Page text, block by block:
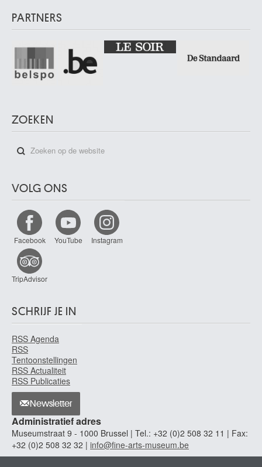
PARTNERS
ZOEKEN
VOLG ONS
Facebook YouTube Instagram
TripAdvisor
SCHRIJF JE IN
RSS Agenda
RSS
Tentoonstellingen
RSS Actualiteit
RSS Publicaties
Newsletter
Administratief adres
Museumstraat 9 - 1000 Brussel | Tel.: +32 (0)2 508 32 11 | Fax:
+32 (0)2 508 32 32 | info@fine-arts-museum.be